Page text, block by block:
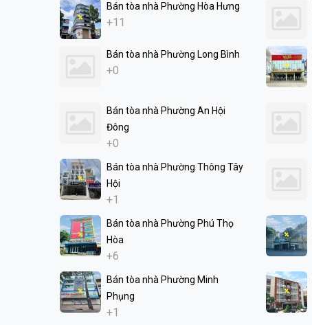
Bán tòa nhà Phường Hòa Hưng
+11
Bán tòa nhà Phường Long Bình
+0
Bán tòa nhà Phường An Hội
Đông
+0
Bán tòa nhà Phường Thông Tây
Hội
+1
Bán tòa nhà Phường Phú Thọ
Hòa
+6
Bán tòa nhà Phường Minh
Phụng
+1